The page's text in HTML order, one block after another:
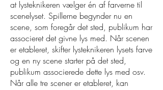
at lysteknikeren vælger én af farverne til
scenelyset. Spillerne begynder nu en
scene, som foregår det sted, publikum har
associeret det givne lys med. Når scenen
er etableret, skifter lysteknikeren lysets farve
og en ny scene starter på det sted,
publikum associerede dette lys med osv.
Når alle tre scener er etableret, kan